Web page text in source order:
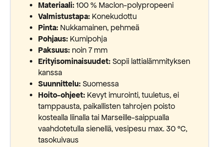
Materiaali: 100 % Maclon-polypropeeni
Valmistustapa: Konekudottu
Pinta: Nukkamainen, pehmeä
Pohjaus: Kumipohja
Paksuus: noin 7 mm
Erityisominaisuudet: Sopii lattialämmityksen
kanssa
Suunnittelu: Suomessa
Hoito-ohjeet: Kevyt imurointi, tuuletus, ei
tamppausta, paikallisten tahrojen poisto
kostealla liinalla tai Marseille-saippualla
vaahdotetulla sienellä, vesipesu max. 30 °C,
tasokuivaus